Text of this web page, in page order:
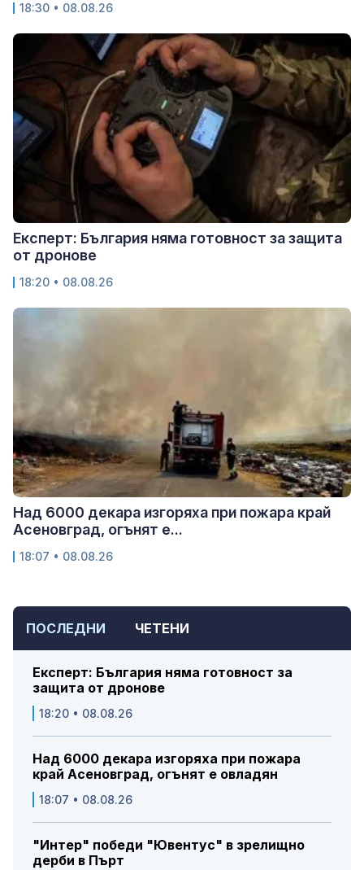
ПОСЛЕДНИ ЧЕТЕНИ
Експерт: България няма готовност за
защита от дронове
18:20 • 08.08.26
Над 6000 декара изгоряха при пожара
край Асеновград, огънят е овладян
18:07 • 08.08.26
"Интер" победи "Ювентус" в зрелищно
дерби в Пърт
18:30 • 08.08.26
Експерт: България няма готовност за защита
от дронове
18:20 • 08.08.26
Над 6000 декара изгоряха при пожара край
Асеновград, огънят е...
18:07 • 08.08.26